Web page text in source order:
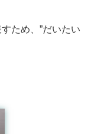
ため、”だいたい